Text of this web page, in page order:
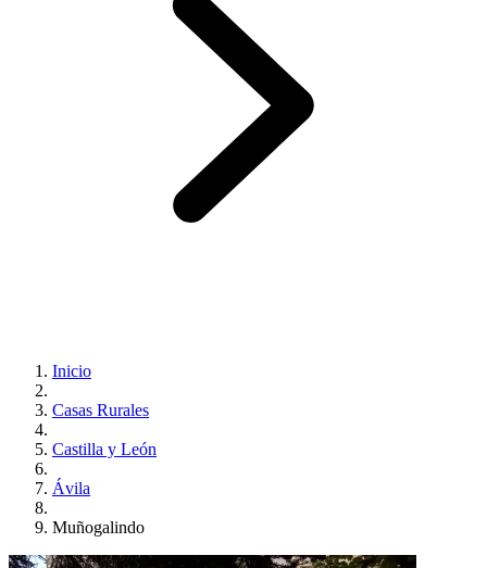
Inicio
Casas Rurales
Castilla y León
Ávila
Muñogalindo